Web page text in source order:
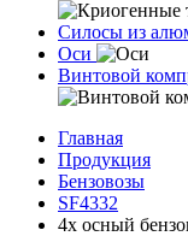
Силосы из
Оси
Винтовой
Главная
Продукция
Бензовозы
SF4332
4х осный